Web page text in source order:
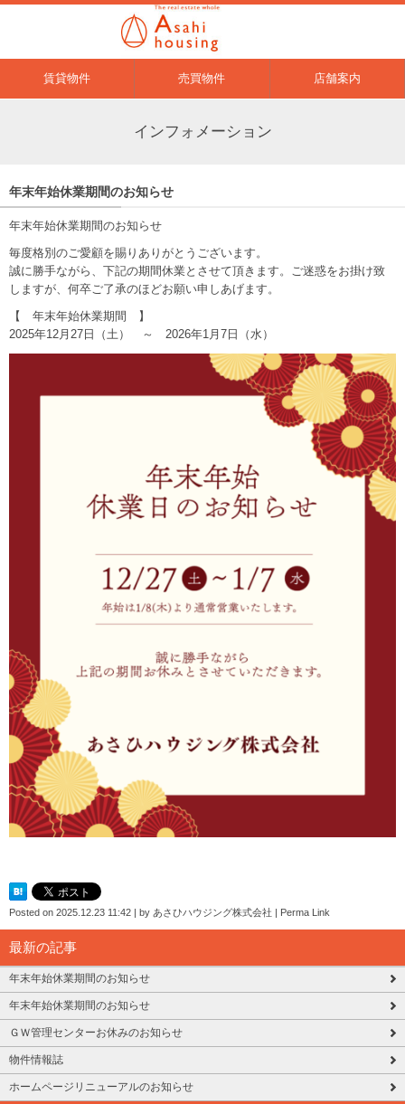
賃貸物件 売買物件 店舗案内
インフォメーション
年末年始休業期間のお知らせ
年末年始休業期間のお知らせ
毎度格別のご愛顧を賜りありがとうございます。
誠に勝手ながら、下記の期間休業とさせて頂きます。ご迷惑をお掛け致
しますが、何卒ご了承のほどお願い申しあげます。
【 年末年始休業期間 】
2025年12月27日（土） ～ 2026年1月7日（水）
Posted on 2025.12.23 11:42 | by あさひハウジング株式会社 | Perma Link
最新の記事
年末年始休業期間のお知らせ
年末年始休業期間のお知らせ
ＧＷ管理センターお休みのお知らせ
物件情報誌
ホームページリニューアルのお知らせ